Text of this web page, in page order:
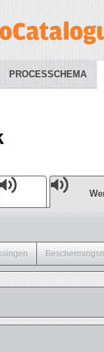
PROCESSCHEMA